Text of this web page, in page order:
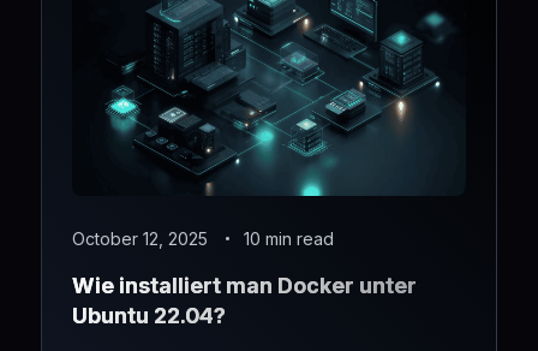
October 12, 2025 10 min read
Wie installiert man Docker unter
Ubuntu 22.04?